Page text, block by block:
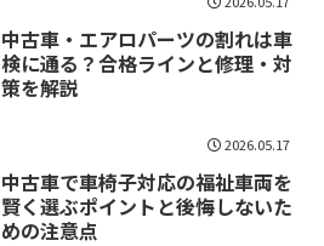
中古車・エアロパーツの割れは車
検に通る？合格ラインと修理・対
策を解説
2026.05.17
中古車で車椅子対応の福祉車両を
賢く選ぶポイントと後悔しないた
めの注意点